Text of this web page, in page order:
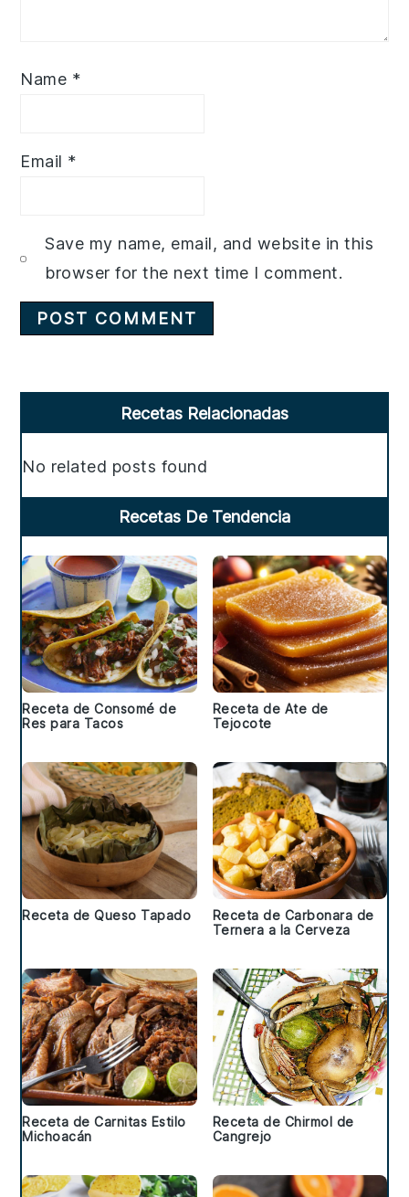
Name *
Email *
Save my name, email, and website in this
browser for the next time I comment.
Sidebar
Recetas Relacionadas
No related posts found
Recetas De Tendencia
Receta de Consomé de
Res para Tacos
Receta de Ate de
Tejocote
Receta de Queso Tapado
Receta de Carbonara de
Ternera a la Cerveza
Receta de Carnitas Estilo
Michoacán
Receta de Chirmol de
Cangrejo